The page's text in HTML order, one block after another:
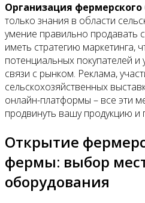
Организация фермерского
только знания в области
умение правильно
иметь стратегию маркетинга,
потенциальных покупателей и
связи с рынком. Реклама,
сельскохозяйственных
онлайн-платформы – все эти
продвинуть вашу продукцию и
Открытие
фермы: выбор
оборудования